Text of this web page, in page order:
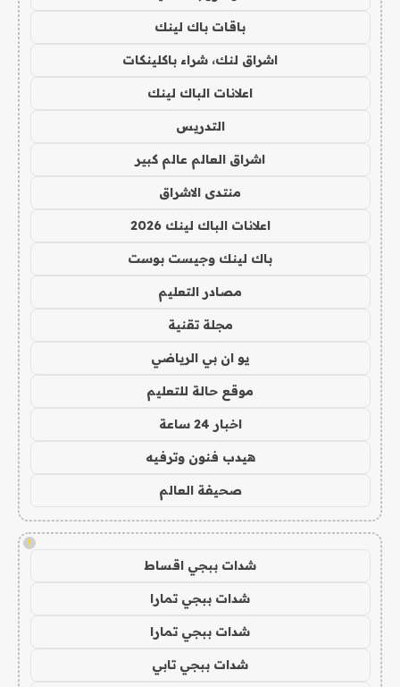
باقات باك لينك
اشراق لنك، شراء باكلينكات
اعلانات الباك لينك
التدريس
اشراق العالم عالم كبير
منتدى الاشراق
اعلانات الباك لينك 2026
باك لينك وجيست بوست
مصادر التعليم
مجلة تقنية
يو ان بي الرياضي
موقع حالة للتعليم
اخبار 24 ساعة
هيدب فنون وترفيه
صحيفة العالم
!
شدات ببجي اقساط
شدات ببجي تمارا
شدات ببجي تمارا
شدات ببجي تابي